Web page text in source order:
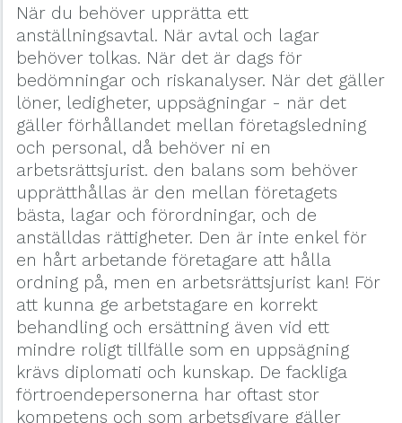
När du behöver upprätta ett
anställningsavtal. När avtal och lagar
behöver tolkas. När det är dags för
bedömningar och riskanalyser. När det gäller
löner, ledigheter, uppsägningar - när det
gäller förhållandet mellan företagsledning
och personal, då behöver ni en
arbetsrättsjurist. den balans som behöver
upprätthållas är den mellan företagets
bästa, lagar och förordningar, och de
anställdas rättigheter. Den är inte enkel för
en hårt arbetande företagare att hålla
ordning på, men en arbetsrättsjurist kan! För
att kunna ge arbetstagare en korrekt
behandling och ersättning även vid ett
mindre roligt tillfälle som en uppsägning
krävs diplomati och kunskap. De fackliga
förtroendepersonerna har oftast stor
kompetens och som arbetsgivare gäller